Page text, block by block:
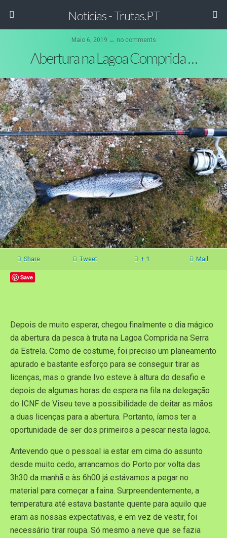
Noticias - Trutas.PT
Maio 6, 2019 ↔ no comments
Abertura na Lagoa Comprida …
Share Tweet + 1 Mail
Save
Depois de muito esperar, chegou finalmente o dia mágico
da abertura da pesca à truta na Lagoa Comprida na Serra
da Estrela. Como de costume, foi preciso um planeamento
apurado e bastante esforço para se conseguir tirar as
licenças, mas o grande Ivo esteve à altura do desafio e
depois de algumas horas de espera na fila na delegação
do ICNF de Viseu teve a possibilidade de deitar as mãos
a duas licenças para a abertura. Portanto, íamos ter a
oportunidade de ser dos primeiros a pescar nesta lagoa.
Antevendo que o pessoal ia estar em cima do assunto
desde muito cedo, arrancamos do Porto por volta das
3h30 da manhã e às 6h00 já estávamos a pegar no
material para começar a faina. Surpreendentemente, a
temperatura até estava bastante quente para aquilo que
eram as nossas expectativas, e em vez de vestir, foi
necessário tirar roupa. Só mesmo a neve que se fazia